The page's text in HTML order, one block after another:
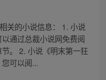
关的小说信息： 1. 小说
通过总裁小说网免费阅
。 2. 小说《明末第一狂
可以阅...